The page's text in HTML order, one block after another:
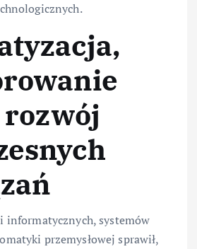
informatycznych, systemów
przemysłowej sprawił,